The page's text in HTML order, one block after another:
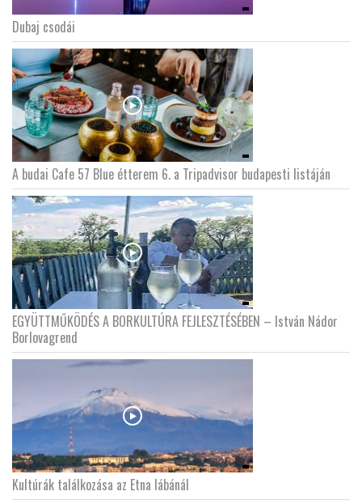
Dubaj csodái
A budai Cafe 57 Blue étterem 6. a Tripadvisor budapesti listáján
EGYÜTTMŰKÖDÉS A BORKULTÚRA FEJLESZTÉSÉBEN – István Nádor
Borlovagrend
Kultúrák találkozása az Etna lábánál